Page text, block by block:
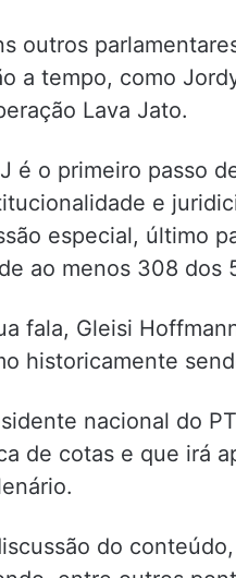
outros
a tempo, como
Lava Jato.
é o primeiro passo
e
especial, último
ao menos 308 dos
fala, Gleisi
historicamente
nacional do
de cotas e que irá
do